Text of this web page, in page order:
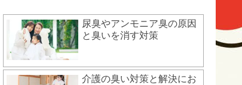
尿臭やアンモニア臭の原因
と臭いを消す対策
介護の臭い対策と解決にお